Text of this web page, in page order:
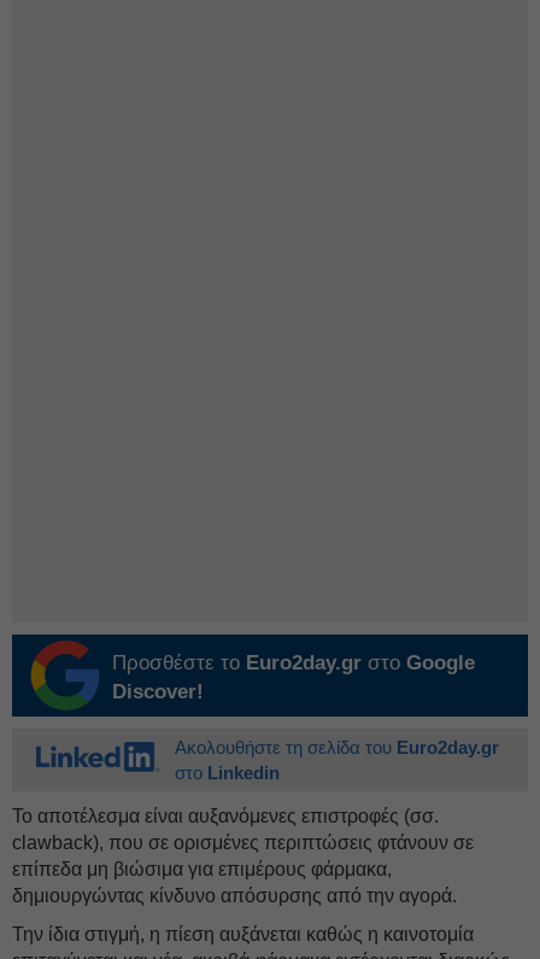
Προσθέστε το Euro2day.gr στο Google
Discover!
Ακολουθήστε τη σελίδα του Euro2day.gr
στο Linkedin
Το αποτέλεσμα είναι αυξανόμενες επιστροφές (σσ.
clawback), που σε ορισμένες περιπτώσεις φτάνουν σε
επίπεδα μη βιώσιμα για επιμέρους φάρμακα,
δημιουργώντας κίνδυνο απόσυρσης από την αγορά.
Την ίδια στιγμή, η πίεση αυξάνεται καθώς η καινοτομία